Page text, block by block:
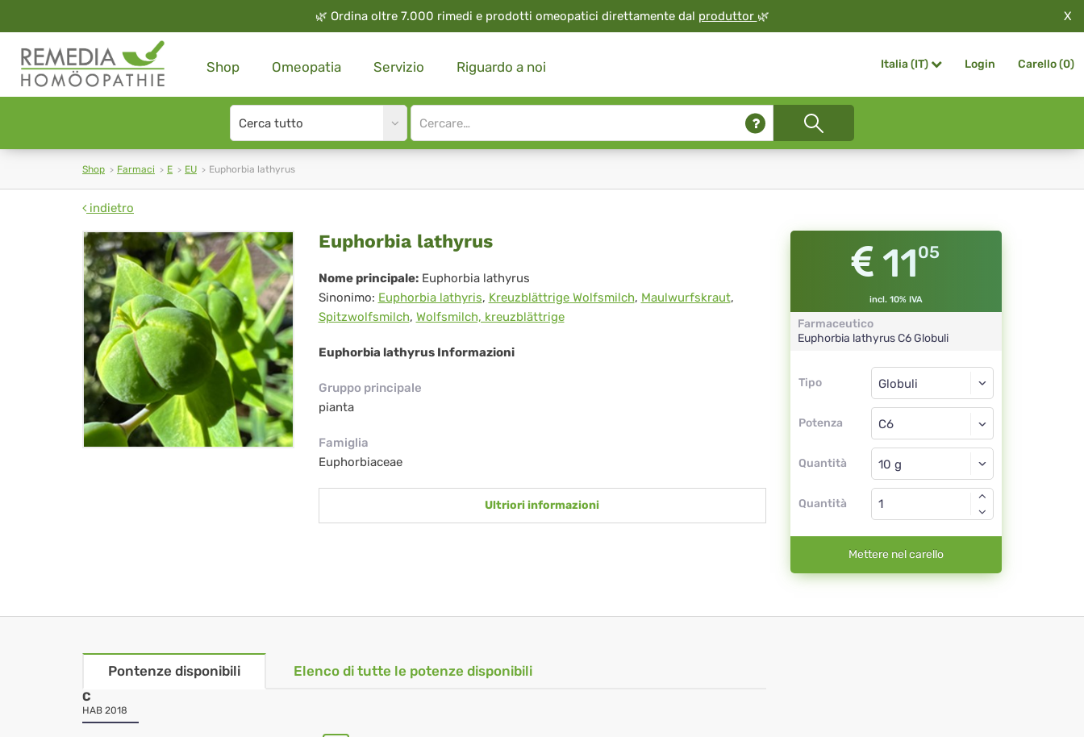
🌿 Ordina oltre 7.000 rimedi e prodotti omeopatici direttamente dal produttor 🌿 X
Shop Omeopatia Servizio Riguardo a noi Italia (IT) Login Carello (0)
Search
type
Site
search
Shop Farmaci E EU Euphorbia lathyrus
indietro
Euphorbia
lathyrus
Euphorbia lathyrus
Nome principale: Euphorbia lathyrus
Sinonimo: Euphorbia lathyris, Kreuzblättrige Wolfsmilch, Maulwurfskraut,
Spitzwolfsmilch, Wolfsmilch, kreuzblättrige
Euphorbia lathyrus Informazioni
Gruppo principale
pianta
Famiglia
Euphorbiaceae
Ultriori informazioni
1105
incl. 10% IVA
Farmaceutico
Euphorbia lathyrusC6 Globuli
Tipo
Tipo
Potenza
Globuli
C6
Quantità
Globuli
Quantità
Mettere nel carello
Pontenze disponibili Elenco di tutte le potenze disponibili
C
HAB 2018